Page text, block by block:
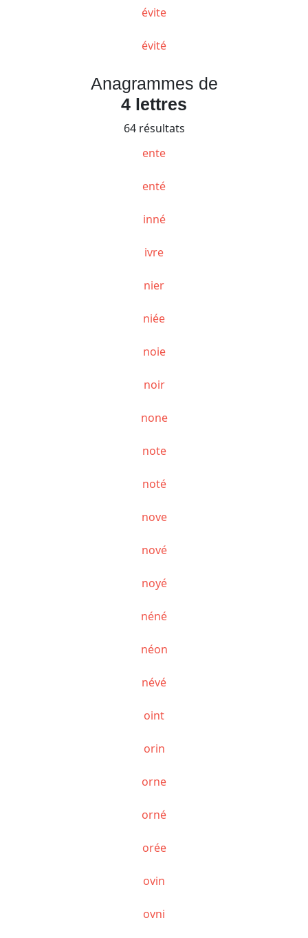
évite
évité
Anagrammes de
4 lettres
64 résultats
ente
enté
inné
ivre
nier
niée
noie
noir
none
note
noté
nove
nové
noyé
néné
néon
névé
oint
orin
orne
orné
orée
ovin
ovni